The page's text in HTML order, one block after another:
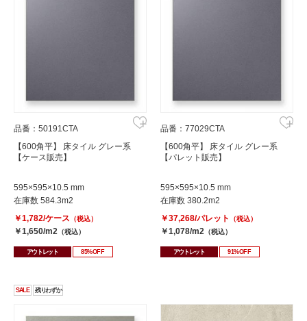
品番：50191CTA
【600角平】 床タイル グレー系
【ケース販売】
595×595×10.5 mm
在庫数 584.3m2
￥1,782/ケース （税込）
￥1,650/m2 （税込）
アウトレット 85%OFF
品番：77029CTA
【600角平】 床タイル グレー系
【パレット販売】
595×595×10.5 mm
在庫数 380.2m2
￥37,268/パレット
（税込）
￥1,078/m2 （税込）
アウトレット 91%OFF
SALE 残りわずか